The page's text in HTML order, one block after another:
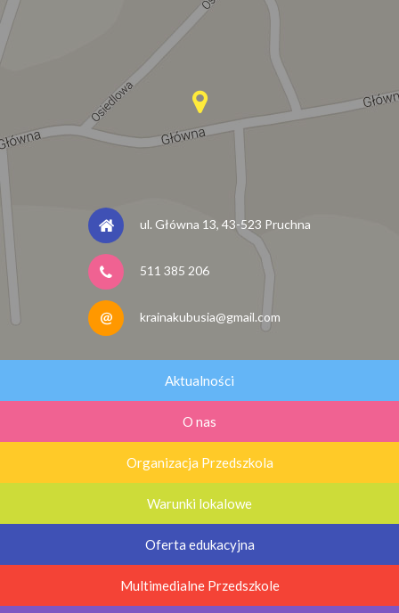
ul. Główna 13, 43-523 Pruchna
511 385 206
krainakubusia@gmail.com
Aktualności
O nas
Organizacja Przedszkola
Warunki lokalowe
Oferta edukacyjna
Multimedialne Przedszkole